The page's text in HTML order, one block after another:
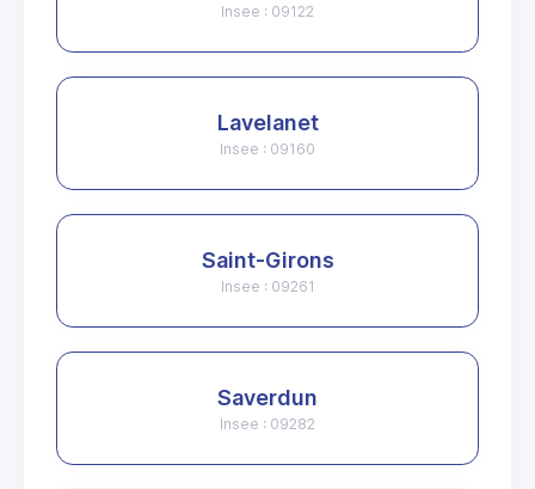
Insee : 09122
Lavelanet
Insee : 09160
Saint-Girons
Insee : 09261
Saverdun
Insee : 09282